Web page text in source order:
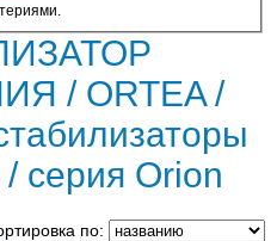
/ ORTEA /
серия Orion
по: